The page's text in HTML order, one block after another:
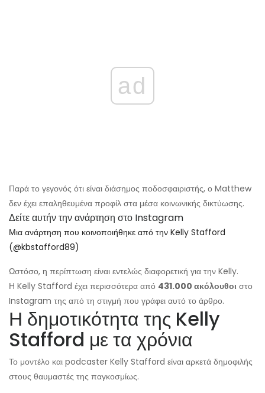
ad
Παρά το γεγονός ότι είναι διάσημος ποδοσφαιριστής, ο Matthew
δεν έχει επαληθευμένα προφίλ στα μέσα κοινωνικής δικτύωσης.
Δείτε αυτήν την ανάρτηση στο Instagram
Μια ανάρτηση που κοινοποιήθηκε από την Kelly Stafford
(@kbstafford89)
Ωστόσο, η περίπτωση είναι εντελώς διαφορετική για την Kelly.
Η Kelly Stafford έχει περισσότερα από 431.000 ακόλουθοι στο
Instagram της από τη στιγμή που γράφει αυτό το άρθρο.
Η δημοτικότητα της Kelly
Stafford με τα χρόνια
Το μοντέλο και podcaster Kelly Stafford είναι αρκετά δημοφιλής
στους θαυμαστές της παγκοσμίως.